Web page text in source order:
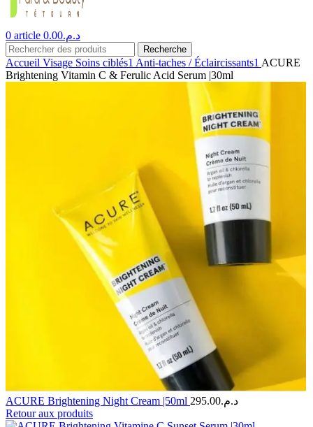
0 article د.م.0.00
Recherche
Accueil Visage Soins ciblés1 Anti-taches / Éclaircissants1 ACURE
Brightening Vitamin C & Ferulic Acid Serum |30ml
ACURE Brightening Night Cream |50ml د.م.295.00
Retour aux produits